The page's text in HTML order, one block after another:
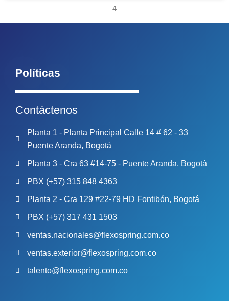
4
Políticas
Contáctenos
Planta 1 - Planta Principal Calle 14 # 62 - 33
Puente Aranda, Bogotá
Planta 3 - Cra 63 #14-75 - Puente Aranda, Bogotá
PBX (+57) 315 848 4363
Planta 2 - Cra 129 #22-79 HD Fontibón, Bogotá
PBX (+57) 317 431 1503
ventas.nacionales@flexospring.com.co
ventas.exterior@flexospring.com.co
talento@flexospring.com.co